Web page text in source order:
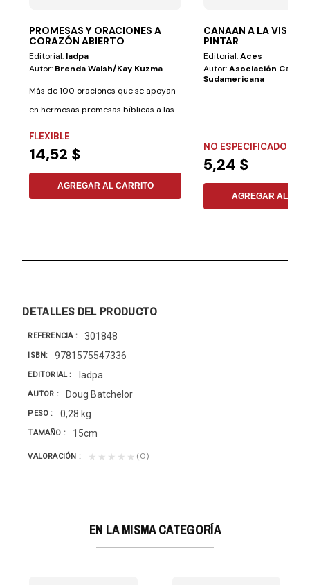
PROMESAS Y ORACIONES A
CORAZÓN ABIERTO
Editorial: Iadpa
Autor: Brenda Walsh/kay Kuzma
Más de 100 oraciones que se apoyan
en hermosas promesas bíblicas a las
FLEXIBLE
14,52 $
AGREGAR AL CARRITO
CANAAN A LA VISTA-
PINTAR
Editorial:Aces
Autor:Asociación Casa
Sudamericana
NO ESPECIFICADO
5,24 $
AGREGAR AL
DETALLES DEL PRODUCTO
REFERENCIA 301848
ISBN 9781575547336
EDITORIAL Iadpa
AUTOR Doug Batchelor
PESO 0,28 kg
TAMAÑO 15cm
VALORACIÓN ★★★★★ (0)
EN LA MISMA CATEGORÍA